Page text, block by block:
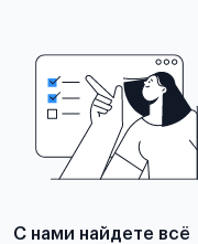
С нами найдете всё